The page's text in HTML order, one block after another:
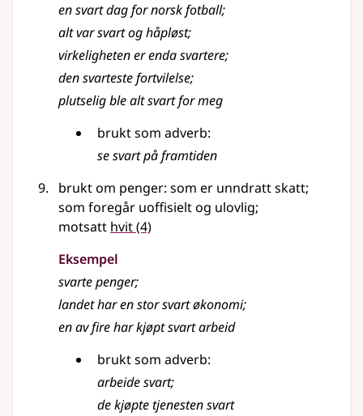
ensvartdag for norsk fotball;
alt varsvartog håpløst;
virkeligheten er enda svartere;
densvartestefortvilelse;
plutselig ble altsvartfor meg
brukt som adverb:
sesvartpå framtiden
brukt om penger: som er unndratt skatt;
som foregår uoffisielt og ulovlig;
motsatt hvit(4)
Eksempel
svarte penger;
landet har en stor svart økonomi;
en av fire har kjøpt svart arbeid
brukt som adverb:
arbeide svart;
de kjøpte tjenesten svart